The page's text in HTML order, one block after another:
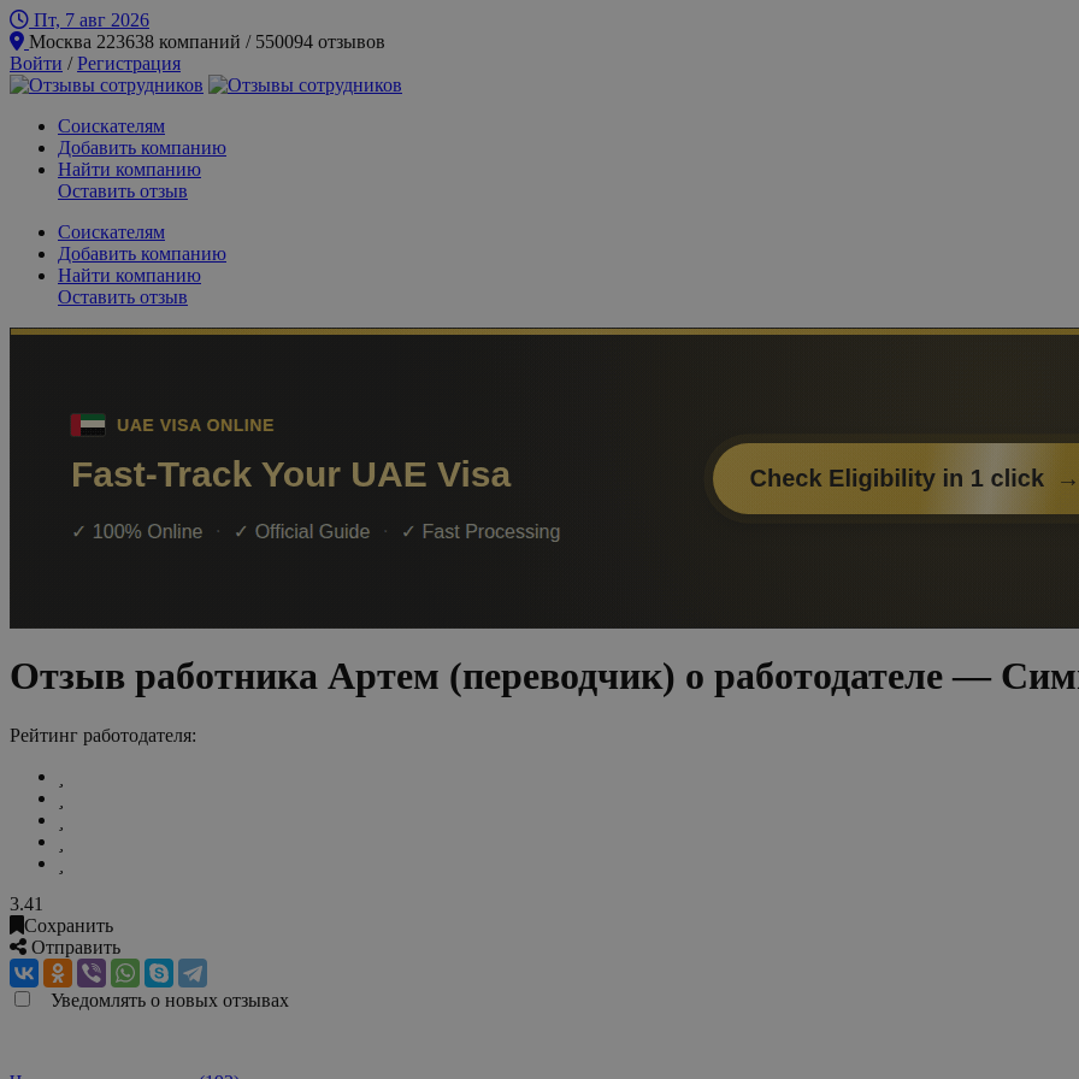
Пт, 7 авг 2026
Москва
223638 компаний / 550094 отзывов
Войти /Регистрация
Соискателям
Добавить компанию
Найти компанию
Оставить отзыв
Соискателям
Добавить компанию
Найти компанию
Оставить отзыв
Отзыв работника Артем (переводчик) о работодателе —
Рейтинг работодателя:
3.41
Сохранить
Отправить
Уведомлять о новых отзывах